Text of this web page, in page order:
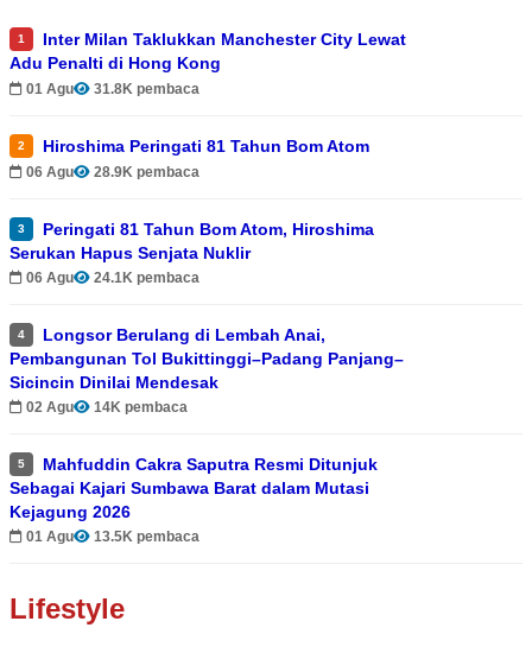
1
Inter Milan Taklukkan Manchester City Lewat
Adu Penalti di Hong Kong
01 Agu 31.8K pembaca
2 Hiroshima Peringati 81 Tahun Bom Atom
06 Agu 28.9K pembaca
3
Peringati 81 Tahun Bom Atom, Hiroshima
Serukan Hapus Senjata Nuklir
06 Agu 24.1K pembaca
4
Longsor Berulang di Lembah Anai,
Pembangunan Tol Bukittinggi–Padang Panjang–
Sicincin Dinilai Mendesak
02 Agu 14K pembaca
5
Mahfuddin Cakra Saputra Resmi Ditunjuk
Sebagai Kajari Sumbawa Barat dalam Mutasi
Kejagung 2026
01 Agu 13.5K pembaca
Lifestyle